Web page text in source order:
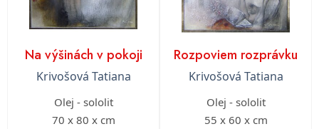
Na výšinách v pokoji
Krivošová Tatiana
Olej - sololit
70 x 80 x cm
Rozpoviem rozprávku
Krivošová Tatiana
Olej - sololit
55 x 60 x cm